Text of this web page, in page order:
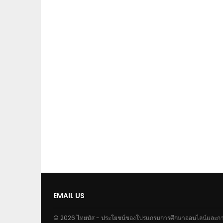
EMAIL US
© 2026 ไทยบัส - ประโยชน์ของโปรแกรมการศึกษาออนไลน์และ